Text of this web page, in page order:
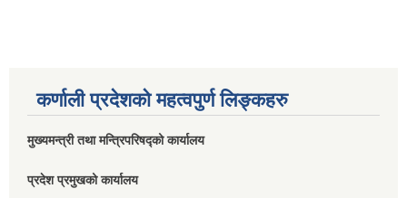
कर्णाली प्रदेशको महत्वपुर्ण लिङ्कहरु
मुख्यमन्त्री तथा मन्त्रिपरिषद्को कार्यालय
प्रदेश प्रमुखको कार्यालय